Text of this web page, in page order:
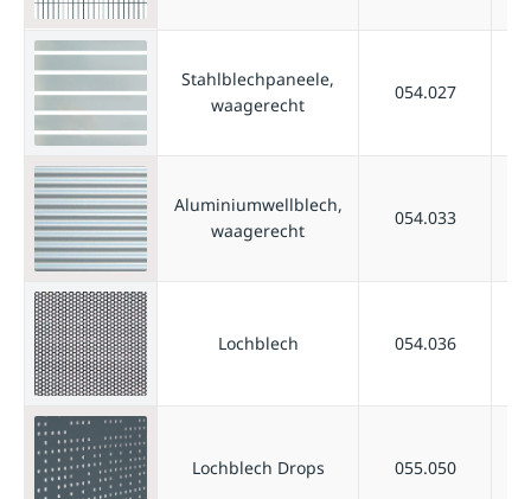
Stahlblechpaneele,
waagerecht
054.027
Aluminiumwellblech,
waagerecht
054.033
Lochblech 054.036
Lochblech Drops 055.050